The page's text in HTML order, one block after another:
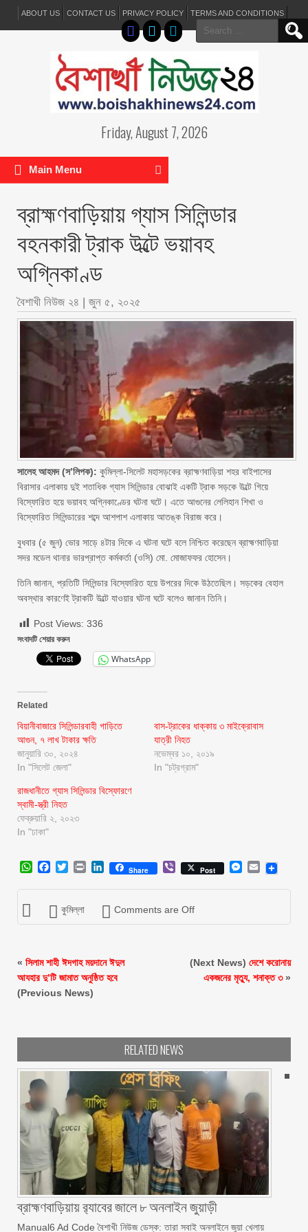
ABOUT US CONTACT US PRIVACY POLICY TERMS AND CONDITIONS
Search
for:
Friday, August 7, 2026
Main Menu
ব্রাহ্মণবাড়িয়ায় গ্যাস সিলিন্ডার
বহনকারী ট্রাক উল্টে ভয়াবহ
অগ্নিকাণ্ড
বৈশাখী নিউজ ২৪ | জুন ৫, ২০২৫
সালেহ আহমদ (স’লিপক): কুমিল্লা-সিলেট মহাসড়কের ব্রাহ্মণবাড়িয়া শহর বাইপাসের
বিরাসার এলাকায় দুই শতাধিক গ্যাস সিলিন্ডার বোঝাই একটি ট্রাক সড়কে উল্টে গিয়ে
বিস্ফোরিত হয়ে ভয়াবহ অগ্নিকাণ্ডের ঘটনা ঘটে। এতে আগুনের লেলিহান শিখা ও
বিস্ফোরিত সিলিন্ডারের শব্দে আশপাশ এলাকায় আতঙ্ক বিরাজ করে।
বুধবার (৫ জুন) ভোর সাড়ে ৪টার দিকে এ ঘটনা ঘটে বলে নিশ্চিত করেছেন ব্রাহ্মণবাড়িয়া
সদর মডেল থানার ভারপ্রাপ্ত কর্মকর্তা (ওসি) মো. মোজাফফর হোসেন।
তিনি জানান, প্রতিটি সিলিন্ডার বিস্ফোরিত হয়ে উপরের দিকে উঠতেছিল। সড়কের বেহাল
অবস্থার কারণেই ট্রাকটি উল্টে যাওয়ার ঘটনা ঘটে বলেও জানান তিনি।
Post Views: 336
সংবাদটি শেয়ার করুন
WhatsApp
Related
বিয়ানীবাজারে সিলিন্ডারবাহী গাড়িতে
আগুন, ৭ লাখ টাকার ক্ষতি
জানুয়ারি ৩০, ২০২৪
In "সিলেট জেলা"
বাস-ট্রাকের ধাক্কায় ৩ মাইক্রোবাস
যাত্রী নিহত
নভেম্বর ১০, ২০১৯
In "চট্রগ্রাম"
রাজধানীতে গ্যাস সিলিন্ডার বিস্ফোরণে
স্বামী-স্ত্রী নিহত
ফেব্রুয়ারি ২, ২০২৩
In "ঢাকা"
WhatsApp
Facebook
Twitter
Print LinkedIn
Share ViberPost Messenger
Email
কুমিল্লা Comments are Off
« সিলাম শাহী ঈদগাহ ময়দানে ঈদুল
আযহার দু’টি জামাত অনুষ্ঠিত হবে
(Previous News)
(Next News) দেশে করোনায়
একজনের মৃত্যু, শনাক্ত ৩»
RELATED NEWS
ব্রাহ্মণবাড়িয়ায় র‌্যাবের জালে ৮ অনলাইন জুয়াড়ী
Manual6 Ad Code বৈশাখী নিউজ ডেস্ক: তারা সবাই অনলাইনে জুয়া খেলায়